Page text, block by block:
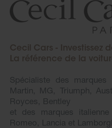
Spécialiste des
Martin, MG, Triumph,
Royces, Bentley
et des marques
Romeo, Lancia et